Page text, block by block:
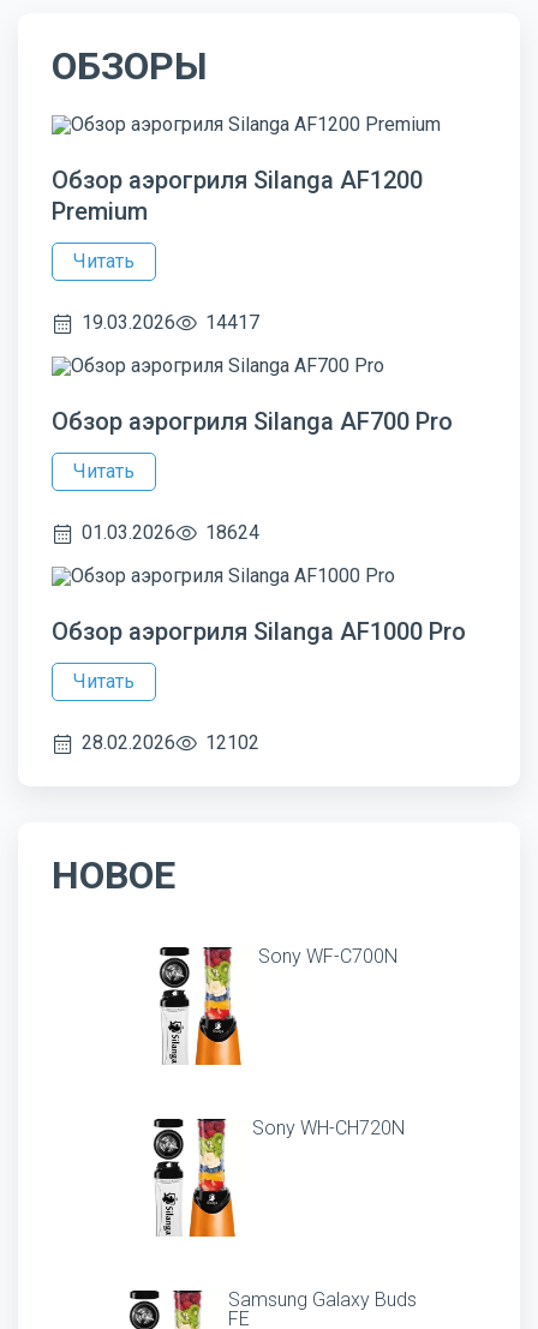
ОБЗОРЫ
Обзор аэрогриля Silanga AF1200
Premium
Читать
19.03.2026 14417
Обзор аэрогриля Silanga AF700 Pro
Читать
01.03.2026 18624
Обзор аэрогриля Silanga AF1000 Pro
Читать
28.02.2026 12102
НОВОЕ
Sony WF-C700N
Sony WH-CH720N
Samsung Galaxy Buds
FE